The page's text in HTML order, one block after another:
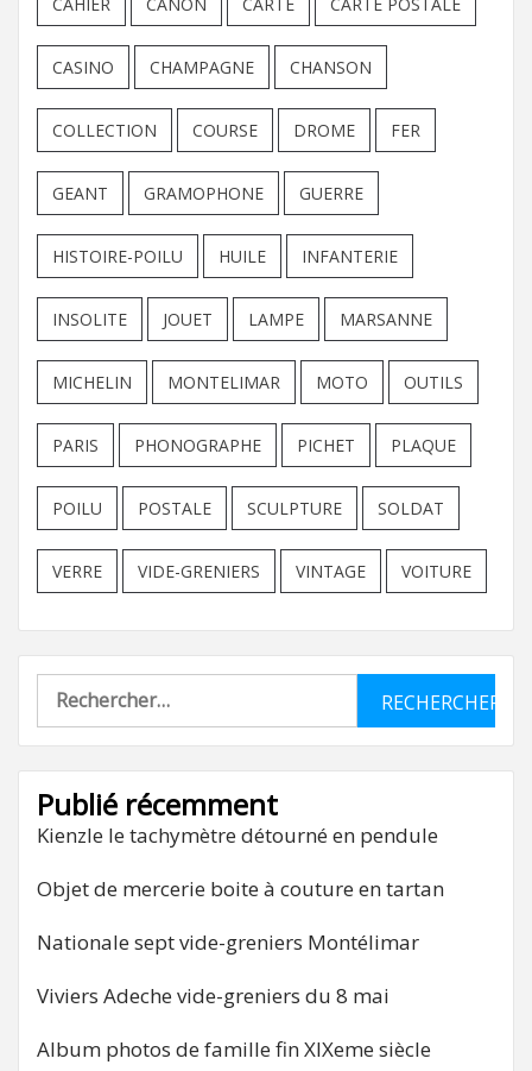
CASINO CHAMPAGNE CHANSON
COLLECTION COURSE DROME FER
GEANT GRAMOPHONE GUERRE
HISTOIRE-POILU HUILE INFANTERIE
INSOLITE JOUET LAMPE MARSANNE
MICHELIN MONTELIMAR MOTO OUTILS
PARIS PHONOGRAPHE PICHET PLAQUE
POILU POSTALE SCULPTURE SOLDAT
VERRE VIDE-GRENIERS VINTAGE VOITURE
Rechercher :
Publié récemment
Kienzle le tachymètre détourné en pendule
Objet de mercerie boite à couture en tartan
Nationale sept vide-greniers Montélimar
Viviers Adeche vide-greniers du 8 mai
Album photos de famille fin XIXeme siècle